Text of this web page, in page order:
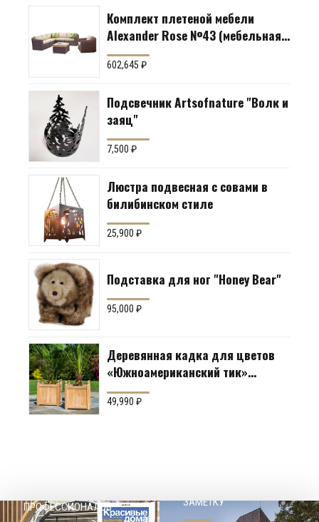
Комплект плетеной мебели
Alexander Rose №43 (мебельная
группа для гостиной или
террасы)
602,645₽
Подсвечник Artsofnature "Волк и
заяц"
7,500₽
Люстра подвесная с совами в
билибинском стиле
25,900₽
Подставка для ног "Honey Bear"
95,000₽
Деревянная кадка для цветов
«Южноамериканский тик»
Производство: Англия
49,990₽
ПРОФЕССИОНАЛОВ
ЗАМЕТКУ